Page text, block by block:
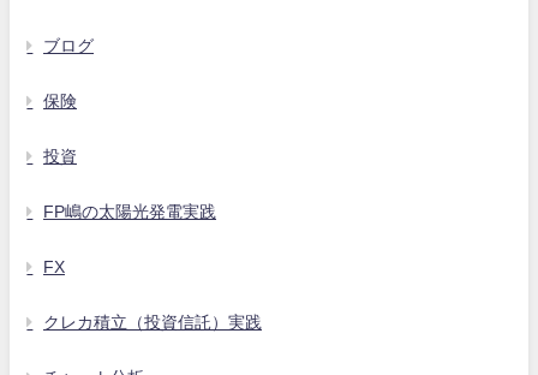
ブログ
保険
投資
FP嶋の太陽光発電実践
FX
クレカ積立（投資信託）実践